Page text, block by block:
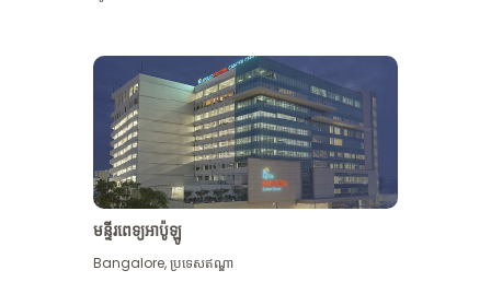
មើល​ច្រើន​ទៀត
មន្ទីរពេទ្យអាប៉ូឡូ
Bangalore,ប្រទេសឥណ្ឌា